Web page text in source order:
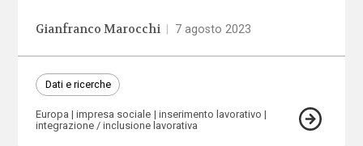
Gianfranco Marocchi 7 agosto 2023
Dati e ricerche
Europa impresa sociale
inserimento lavorativo
integrazione / inclusione lavorativa